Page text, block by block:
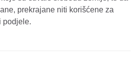
prekrajane niti korišćene za
podjele.